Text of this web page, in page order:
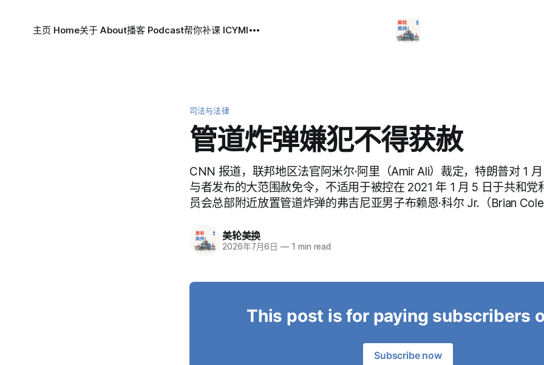
主页 Home关于 About播客 Podcast帮你补课 ICYMI
司法与法律
管道炸弹嫌犯不得获赦
CNN 报道，联邦地区法官阿米尔·阿里（Amir Ali）裁定，特朗普对 1
与者发布的大范围赦免令，不适用于被控在 2021 年 1 月 5 日于共和党
员会总部附近放置管道炸弹的弗吉尼亚男子布赖恩·科尔 Jr.（Brian
美轮美换
2026年7月6日 — 1 min read
This post is for paying subscribers
Subscribe now